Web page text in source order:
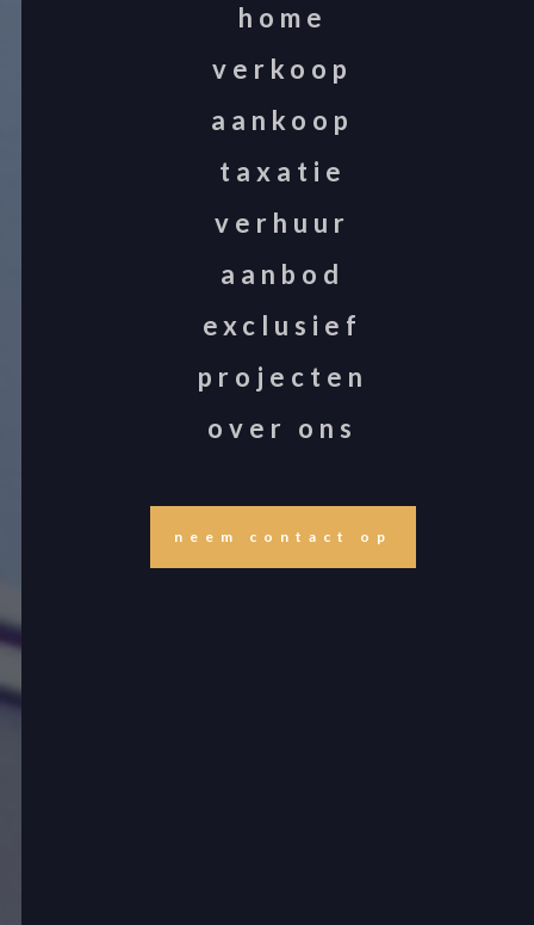
home
verkoop
aankoop
taxatie
verhuur
aanbod
exclusief
projecten
over ons
neem contact op